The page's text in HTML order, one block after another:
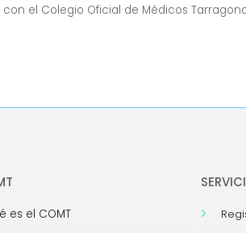
el Colegio Oficial de Médicos Tarragona.
es el COMT